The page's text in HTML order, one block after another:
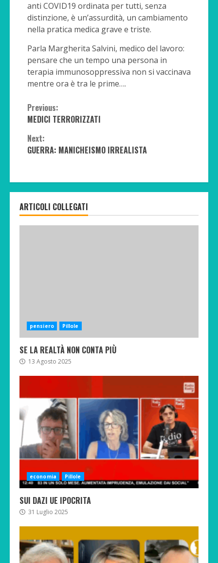
anti COVID19 ordinata per tutti, senza
distinzione, è un’assurdità, un cambiamento
nella pratica medica grave e triste.
Parla Margherita Salvini, medico del lavoro:
pensare che un tempo una persona in
terapia immunosoppressiva non si vaccinava
mentre ora è tra le prime….
Continue
Reading
Previous:
MEDICI TERRORIZZATI
Next:
GUERRA: MANICHEISMO IRREALISTA
ARTICOLI COLLEGATI
pensiero Pillole
SE LA REALTÀ NON CONTA PIÙ
13 Agosto 2025
economia Pillole
SUI DAZI UE IPOCRITA
31 Luglio 2025